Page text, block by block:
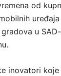
od
u
inovatori koje